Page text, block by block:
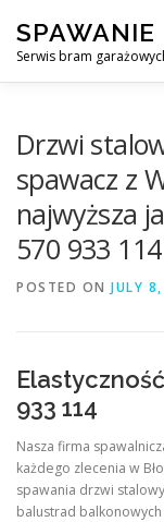
content
SPAWANIE
Serwis bram
AWARYJNE
Drzwi
spawacz z
najwyższa
570 933 114
POSTED ON JULY
933 114
Nasza firma
każdego zlecenia w
spawania drzwi
balustrad